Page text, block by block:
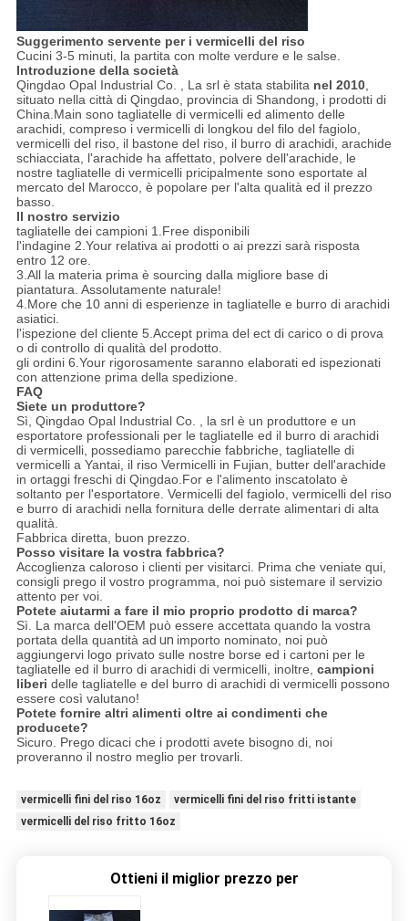
Suggerimento servente per i vermicelli del riso
Cucini 3-5 minuti, la partita con molte verdure e le salse.
Introduzione della società
Qingdao Opal Industrial Co. , La srl è stata stabilita nel 2010,
situato nella città di Qingdao, provincia di Shandong, i prodotti di
China.Main sono tagliatelle di vermicelli ed alimento delle
arachidi, compreso i vermicelli di longkou del filo del fagiolo,
vermicelli del riso, il bastone del riso, il burro di arachidi, arachide
schiacciata, l'arachide ha affettato, polvere dell'arachide, le
nostre tagliatelle di vermicelli pricipalmente sono esportate al
mercato del Marocco, è popolare per l'alta qualità ed il prezzo
basso.
Il nostro servizio
tagliatelle dei campioni 1.Free disponibili
l'indagine 2.Your relativa ai prodotti o ai prezzi sarà risposta
entro 12 ore.
3.All la materia prima è sourcing dalla migliore base di
piantatura. Assolutamente naturale!
4.More che 10 anni di esperienze in tagliatelle e burro di arachidi
asiatici.
l'ispezione del cliente 5.Accept prima del ect di carico o di prova
o di controllo di qualità del prodotto.
gli ordini 6.Your rigorosamente saranno elaborati ed ispezionati
con attenzione prima della spedizione.
FAQ
Siete un produttore?
Sì, Qingdao Opal Industrial Co. , la srl è un produttore e un
esportatore professionali per le tagliatelle ed il burro di arachidi
di vermicelli, possediamo parecchie fabbriche, tagliatelle di
vermicelli a Yantai, il riso Vermicelli in Fujian, butter dell'arachide
in ortaggi freschi di Qingdao.For e l'alimento inscatolato è
soltanto per l'esportatore. Vermicelli del fagiolo, vermicelli del riso
e burro di arachidi nella fornitura delle derrate alimentari di alta
qualità.
Fabbrica diretta, buon prezzo.
Posso visitare la vostra fabbrica?
Accoglienza caloroso i clienti per visitarci. Prima che veniate qui,
consigli prego il vostro programma, noi può sistemare il servizio
attento per voi.
Potete aiutarmi a fare il mio proprio prodotto di marca?
Sì. La marca dell'OEM può essere accettata quando la vostra
portata della quantità ad un importo nominato, noi può
aggiungervi logo privato sulle nostre borse ed i cartoni per le
tagliatelle ed il burro di arachidi di vermicelli, inoltre, campioni
liberi delle tagliatelle e del burro di arachidi di vermicelli possono
essere così valutano!
Potete fornire altri alimenti oltre ai condimenti che
producete?
Sicuro. Prego dicaci che i prodotti avete bisogno di, noi
proveranno il nostro meglio per trovarli.
vermicelli fini del riso 16oz
vermicelli fini del riso fritti istante
vermicelli del riso fritto 16oz
Ottieni il miglior prezzo per